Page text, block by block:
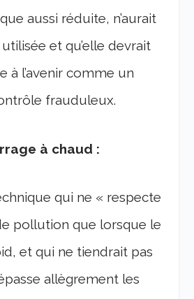
aussi réduite, n’aurait
et qu’elle devrait
à l’avenir comme un
frauduleux.
à chaud :
qui ne « respecte
pollution que lorsque le
et qui ne tiendrait pas
allègrement les